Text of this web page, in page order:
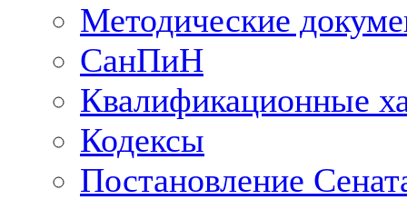
Методические
СанПиН
Квалификационные
Кодексы
Постановление